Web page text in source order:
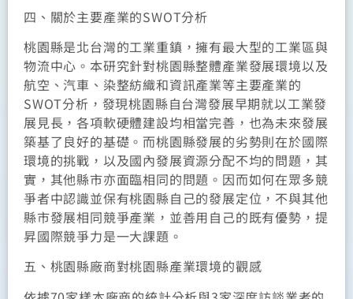
四、關於主要產業的SWOT分析
桃園縣是北台灣的工業重鎮，擁有最大型的工業區與
物流中心。本研究針對桃園縣整體產業發展環境以及
航空、汽車、染整紡織和資訊產業等主要產業的
SWOT分析，發現桃園縣自台灣發展早期就以工業發
展見長，各項軟硬體建設均相當完善，也為未來發展
築基了良好的基礎。而桃園縣發展的劣勢則在於國際
環境的挑戰，以及國內發展資源分配不均的問題，其
實，其他縣市亦面臨相同的問題。因而如何在眾多競
爭者中認識並保有桃園縣自己的發展定位，不與其他
縣市發展相同競爭產業，並善用自己的既有優勢，提
昇國際競爭力是一大課題。
五、桃園縣廠商對桃園縣產業環境的觀感